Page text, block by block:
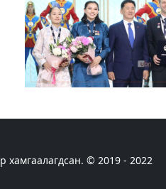
хамгаалагдсан. © 2019 - 2022